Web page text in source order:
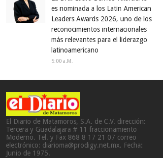
es nominada a los Latin American
Leaders Awards 2026, uno de los
reconocimientos internacionales
más relevantes para el liderazgo
latinoamericano
5:00 A.m.
El Diario de Matamoros, S.A. de C.V. dirección:
Tercera y Guadalajara # 11 fraccionamiento
Moderno. Tel. y Fax 868 8 17 21 07 correo
electrónico: diarioma@prodigy.net.mx. Fecha:
Junio de 1975.